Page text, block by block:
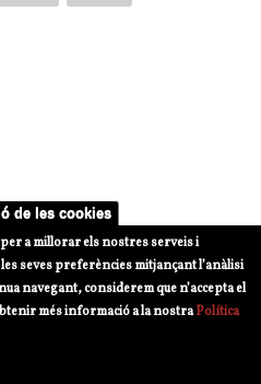
de les cookies
a millorar els nostres serveis i
seves preferències mitjançant l’anàlisi
navegant, considerem que n’accepta el
més informació a la nostraPolítica